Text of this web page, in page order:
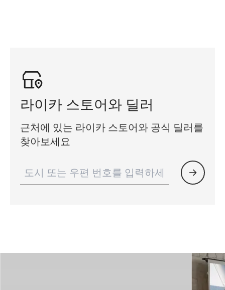
라이카 스토어와 딜러
근처에 있는 라이카 스토어와 공식 딜러를
찾아보세요